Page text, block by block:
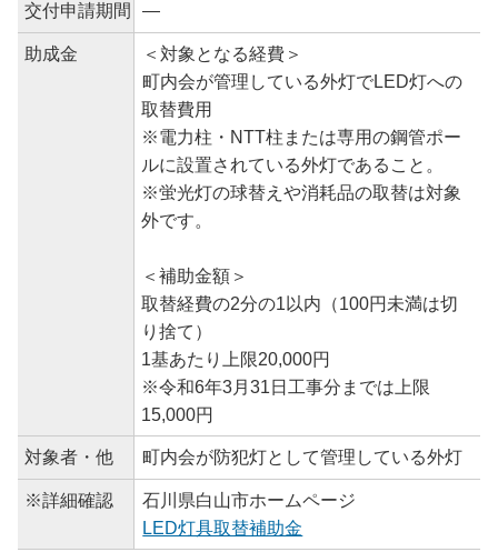
交付申請期間 ―
助成金
＜対象となる経費＞
町内会が管理している外灯でLED灯への
取替費用
※電力柱・NTT柱または専用の鋼管ポー
ルに設置されている外灯であること。
※蛍光灯の球替えや消耗品の取替は対象
外です。
＜補助金額＞
取替経費の2分の1以内（100円未満は切
り捨て）
1基あたり上限20,000円
※令和6年3月31日工事分までは上限
15,000円
対象者・他 町内会が防犯灯として管理している外灯
※詳細確認
石川県白山市ホームページ
LED灯具取替補助金